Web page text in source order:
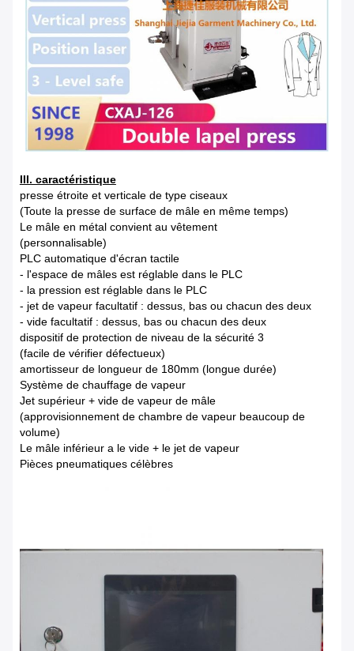
III. caractéristique
presse étroite et verticale de type ciseaux
(Toute la presse de surface de mâle en même temps)
Le mâle en métal convient au vêtement
(personnalisable)
PLC automatique d'écran tactile
- l'espace de mâles est réglable dans le PLC
- la pression est réglable dans le PLC
- jet de vapeur facultatif : dessus, bas ou chacun des deux
- vide facultatif : dessus, bas ou chacun des deux
dispositif de protection de niveau de la sécurité 3
(facile de vérifier défectueux)
amortisseur de longueur de 180mm (longue durée)
Système de chauffage de vapeur
Jet supérieur + vide de vapeur de mâle
(approvisionnement de chambre de vapeur beaucoup de
volume)
Le mâle inférieur a le vide + le jet de vapeur
Pièces pneumatiques célèbres